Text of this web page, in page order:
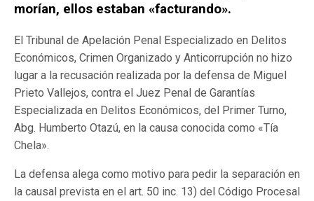
morían, ellos estaban «facturando».
El Tribunal de Apelación Penal Especializado en Delitos
Económicos, Crimen Organizado y Anticorrupción no hizo
lugar a la recusación realizada por la defensa de Miguel
Prieto Vallejos, contra el Juez Penal de Garantías
Especializada en Delitos Económicos, del Primer Turno,
Abg. Humberto Otazú, en la causa conocida como «Tía
Chela».
La defensa alega como motivo para pedir la separación en
la causal prevista en el art. 50 inc. 13) del Código Procesal